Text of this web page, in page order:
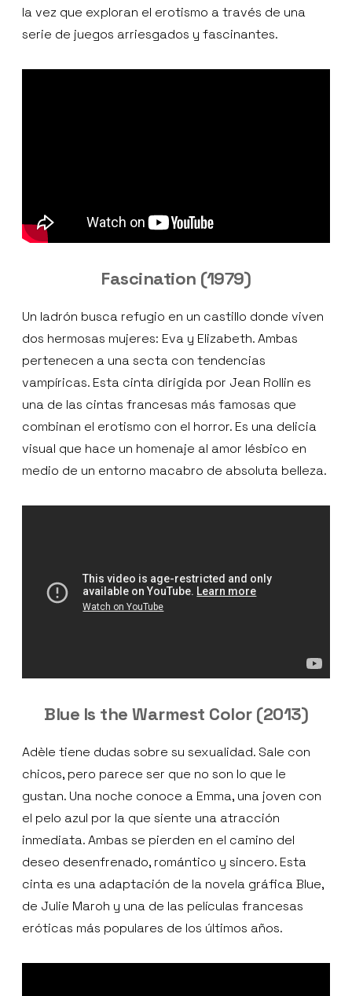
la vez que exploran el erotismo a través de una
serie de juegos arriesgados y fascinantes.
Fascination (1979)
Un ladrón busca refugio en un castillo donde viven
dos hermosas mujeres: Eva y Elizabeth. Ambas
pertenecen a una secta con tendencias
vampíricas. Esta cinta dirigida por Jean Rollin es
una de las cintas francesas más famosas que
combinan el erotismo con el horror. Es una delicia
visual que hace un homenaje al amor lésbico en
medio de un entorno macabro de absoluta belleza.
Blue Is the Warmest Color (2013)
Adèle tiene dudas sobre su sexualidad. Sale con
chicos, pero parece ser que no son lo que le
gustan. Una noche conoce a Emma, una joven con
el pelo azul por la que siente una atracción
inmediata. Ambas se pierden en el camino del
deseo desenfrenado, romántico y sincero. Esta
cinta es una adaptación de la novela gráfica Blue,
de Julie Maroh y una de las películas francesas
eróticas más populares de los últimos años.